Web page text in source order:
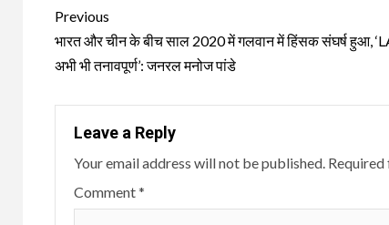
Continue
Reading
Previous
भारत और चीन के बीच साल 2020 में गलवान में हिंसक संघर्ष हुआ,
अभी भी तनावपूर्ण’: जनरल मनोज पांडे
Leave a Reply
Your email address will not be published.
Comment*